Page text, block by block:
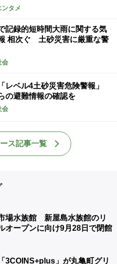
ンタメ
記録的短時間大雨に関する気
相次ぐ 土砂災害に厳重な警
会
レベル4土砂災害危険警報」
の避難情報の確認を
会
ス記事一覧
場水族館 新屋島水族館のリ
オープンに向け9月28日で閉館
3COINS+plus」が丸亀町グリ